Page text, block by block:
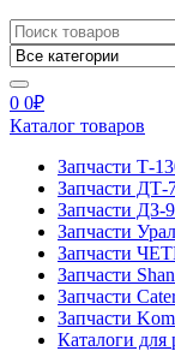
Search
for:
0 0₽
Каталог товаров
Запчасти Т-
Запчасти ДТ-
Запчасти ДЗ-
Запчасти Урал
Запчасти
Запчасти
Запчасти
Запчасти
Каталоги для